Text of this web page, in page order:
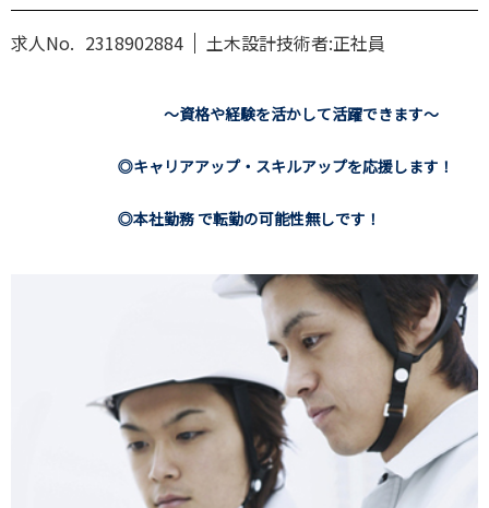
求人No. 2318902884 土木設計技術者:正社員
～資格や経験を活かして活躍できます～
◎キャリアアップ・スキルアップを応援します！
◎本社勤務 で転勤の可能性無しです！